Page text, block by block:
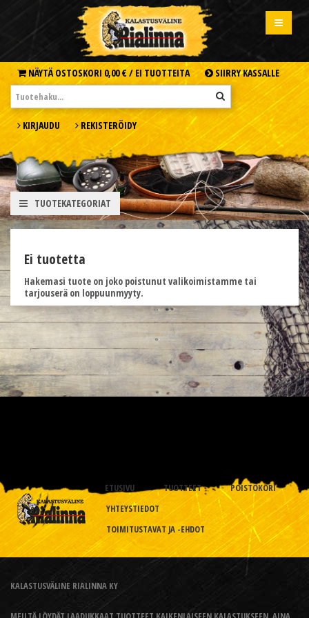
NÄYTÄ OSTOSKORI 0,00 € / EI TUOTTEITA SIIRRY KASSALLE
KIRJAUDU REKISTERÖIDY
TUOTEKATEGORIAT
Ei tuotetta
Hakemasi tuote on joko poistunut valikoimistamme tai
tarjouserä on loppuunmyyty.
ETUSIVU TUOTTEET
POISTOKORI
YHTEYSTIEDOT
TOIMITUSTAVAT JA -EHDOT
KALASTUSVÄLINE RIALINNA KY